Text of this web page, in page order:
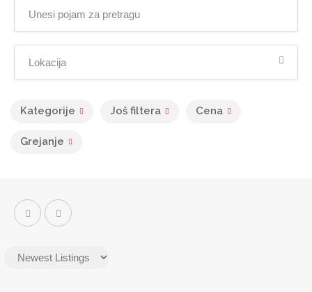
Kategorije Još filtera Cena
Grejanje